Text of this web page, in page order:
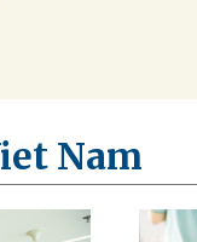
Nam